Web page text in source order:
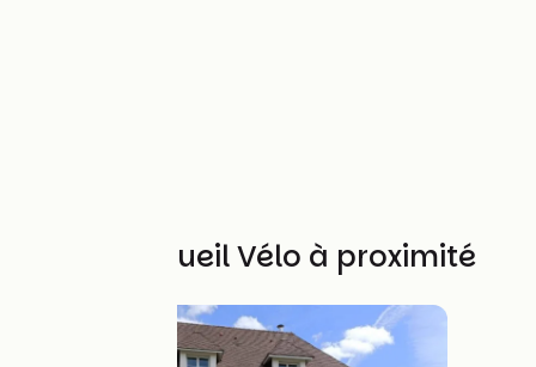
Autres Accueil Vélo à proximité